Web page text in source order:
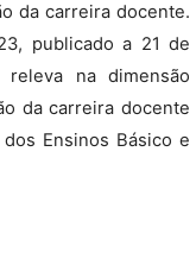
da carreira docente.
publicado a 21 de
na dimensão
da carreira docente
Ensinos Básico e